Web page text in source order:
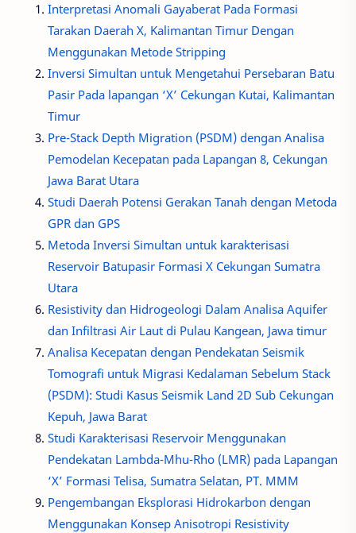
Interpretasi Anomali Gayaberat Pada Formasi
Tarakan Daerah X, Kalimantan Timur Dengan
Menggunakan Metode Stripping
Inversi Simultan untuk Mengetahui Persebaran Batu
Pasir Pada lapangan ‘X’ Cekungan Kutai, Kalimantan
Timur
Pre-Stack Depth Migration (PSDM) dengan Analisa
Pemodelan Kecepatan pada Lapangan 8, Cekungan
Jawa Barat Utara
Studi Daerah Potensi Gerakan Tanah dengan Metoda
GPR dan GPS
Metoda Inversi Simultan untuk karakterisasi
Reservoir Batupasir Formasi X Cekungan Sumatra
Utara
Resistivity dan Hidrogeologi Dalam Analisa Aquifer
dan Infiltrasi Air Laut di Pulau Kangean, Jawa timur
Analisa Kecepatan dengan Pendekatan Seismik
Tomografi untuk Migrasi Kedalaman Sebelum Stack
(PSDM): Studi Kasus Seismik Land 2D Sub Cekungan
Kepuh, Jawa Barat
Studi Karakterisasi Reservoir Menggunakan
Pendekatan Lambda-Mhu-Rho (LMR) pada Lapangan
‘X’ Formasi Telisa, Sumatra Selatan, PT. MMM
Pengembangan Eksplorasi Hidrokarbon dengan
Menggunakan Konsep Anisotropi Resistivity